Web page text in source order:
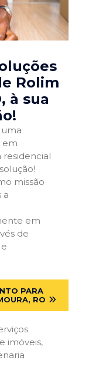
Rolim
, à sua
em
residencial
missão
a
em
de
PARA
RO
imóveis,